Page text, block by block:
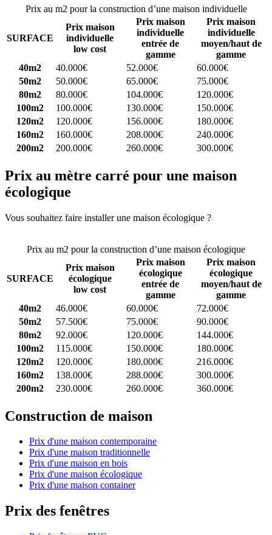
Prix au m2 pour la construction d’une maison individuelle
SURFACE
Prix maison
individuelle
low cost
Prix maison
individuelle
entrée de
gamme
Prix maison
individuelle
moyen/haut de
gamme
40m2
40.000€ 52.000€
60.000€
50m2
50.000€ 65.000€
75.000€
80m2
80.000€ 104.000€
120.000€
100m2
100.000€ 130.000€
150.000€
120m2
120.000€ 156.000€
180.000€
160m2
160.000€ 208.000€
240.000€
200m2
200.000€ 260.000€ 300.000€
Prix au mètre carré pour une maison
écologique
Vous souhaitez faire installer une maison écologique ?
Prix au m2 pour la construction d’une maison écologique
SURFACE
Prix maison
écologique
low cost
Prix maison
écologique
entrée de
gamme
Prix maison
écologique
moyen/haut de
gamme
40m2
46.000€ 60.000€
72.000€
50m2
57.500€ 75.000€
90.000€
80m2
92.000€ 120.000€
144.000€
100m2
115.000€ 150.000€
180.000€
120m2
120.000€ 180.000€
216.000€
160m2
138.000€ 288.000€
300.000€
200m2
230.000€ 260.000€ 360.000€
Construction de maison
Prix d'une maison contemporaine
Prix d'une maison traditionnelle
Prix d'une maison en bois
Prix d'une maison écologique
Prix d'une maison container
Prix des fenêtres